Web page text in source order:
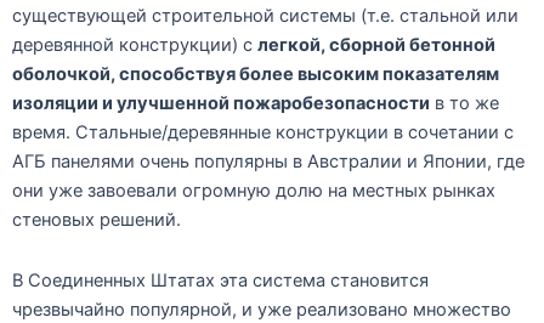
существующей строительной системы (т.е. стальной или
деревянной конструкции) с легкой, сборной бетонной
оболочкой, способствуя более высоким показателям
изоляции и улучшенной пожаробезопасности в то же
время. Стальные/деревянные конструкции в сочетании с
АГБ панелями очень популярны в Австралии и Японии, где
они уже завоевали огромную долю на местных рынках
стеновых решений.
В Соединенных Штатах эта система становится
чрезвычайно популярной, и уже реализовано множество